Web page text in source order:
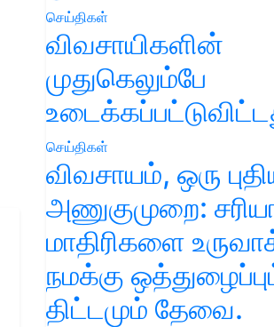
செய்திகள்
விவசாயிகளின்
முதுகெலும்பே
செய்திகள்
விவசாயம், ஒரு
அணுகுமுறை:
மாதிரிகளை
நமக்கு
திட்டமும் தேவை.